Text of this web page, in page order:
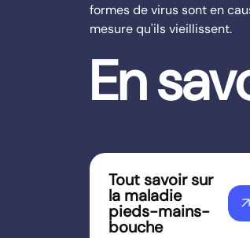
formes de virus sont en
mesure qu'ils vieillissent.
En
Tout savoir sur
la maladie
pieds-mains-
bouche
arrow_outward